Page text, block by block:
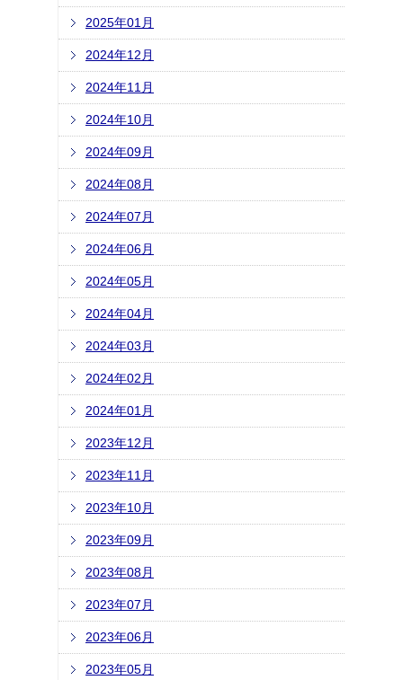
2025年01月
2024年12月
2024年11月
2024年10月
2024年09月
2024年08月
2024年07月
2024年06月
2024年05月
2024年04月
2024年03月
2024年02月
2024年01月
2023年12月
2023年11月
2023年10月
2023年09月
2023年08月
2023年07月
2023年06月
2023年05月